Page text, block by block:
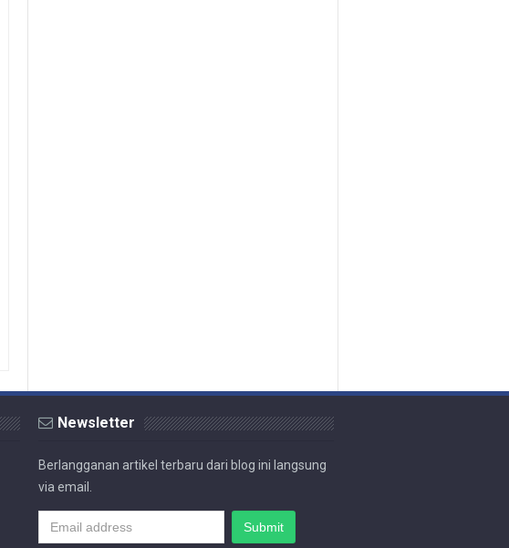
Newsletter
Berlangganan artikel terbaru dari blog ini langsung
via email.